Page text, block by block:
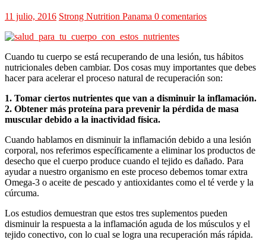
11 julio, 2016 Strong Nutrition Panama 0 comentarios
Cuando tu cuerpo se está recuperando de una lesión, tus hábitos
nutricionales deben cambiar. Dos cosas muy importantes que debes
hacer para acelerar el proceso natural de recuperación son:
1. Tomar ciertos nutrientes que van a disminuir la inflamación.
2. Obtener más proteína para prevenir la pérdida de masa
muscular debido a la inactividad física.
Cuando hablamos en disminuir la inflamación debido a una lesión
corporal, nos referimos específicamente a eliminar los productos de
desecho que el cuerpo produce cuando el tejido es dañado. Para
ayudar a nuestro organismo en este proceso debemos tomar extra
Omega-3 o aceite de pescado y antioxidantes como el té verde y la
cúrcuma.
Los estudios demuestran que estos tres suplementos pueden
disminuir la respuesta a la inflamación aguda de los músculos y el
tejido conectivo, con lo cual se logra una recuperación más rápida.